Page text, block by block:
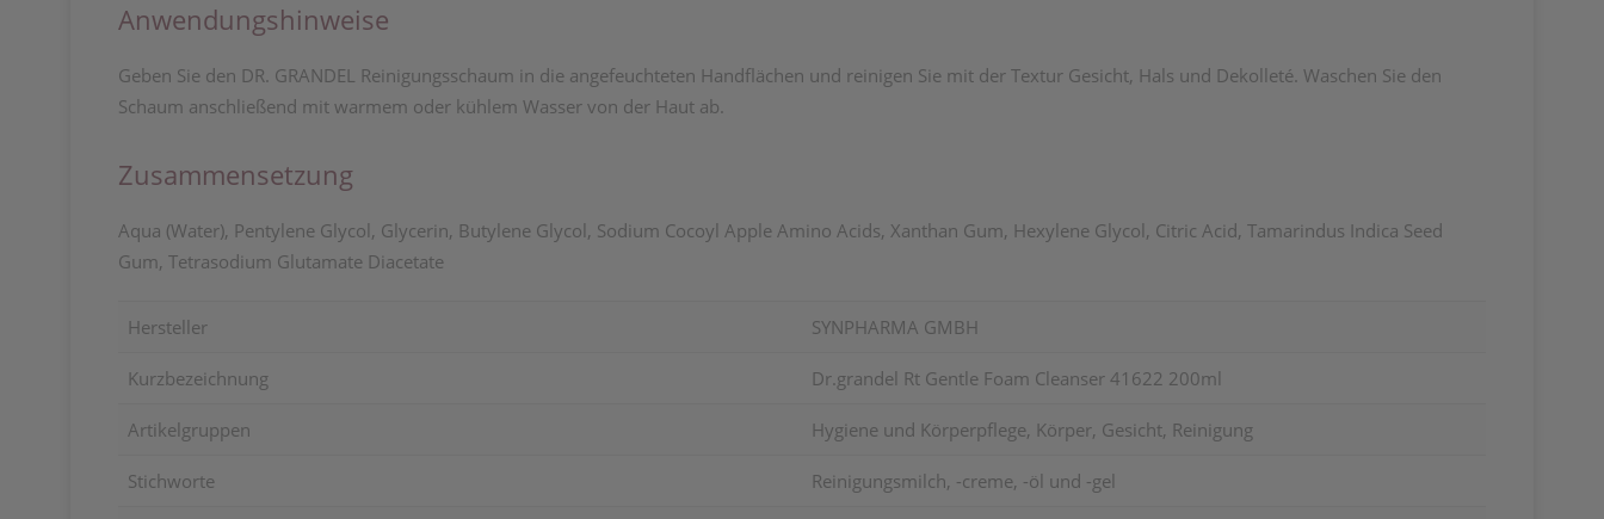
Anwendungshinweise
Geben Sie den DR. GRANDEL Reinigungsschaum in die angefeuchteten Handflächen und reinigen Sie mit der Textur Gesicht, Hals und Dekolleté. Waschen Sie den
Schaum anschließend mit warmem oder kühlem Wasser von der Haut ab.
Zusammensetzung
Aqua (Water), Pentylene Glycol, Glycerin, Butylene Glycol, Sodium Cocoyl Apple Amino Acids, Xanthan Gum, Hexylene Glycol, Citric Acid, Tamarindus Indica Seed
Gum, Tetrasodium Glutamate Diacetate
Hersteller SYNPHARMA GMBH
Kurzbezeichnung Dr.grandel Rt Gentle Foam Cleanser 41622 200ml
Artikelgruppen Hygiene und Körperpflege, Körper, Gesicht, Reinigung
Stichworte Reinigungsmilch, -creme, -öl und -gel